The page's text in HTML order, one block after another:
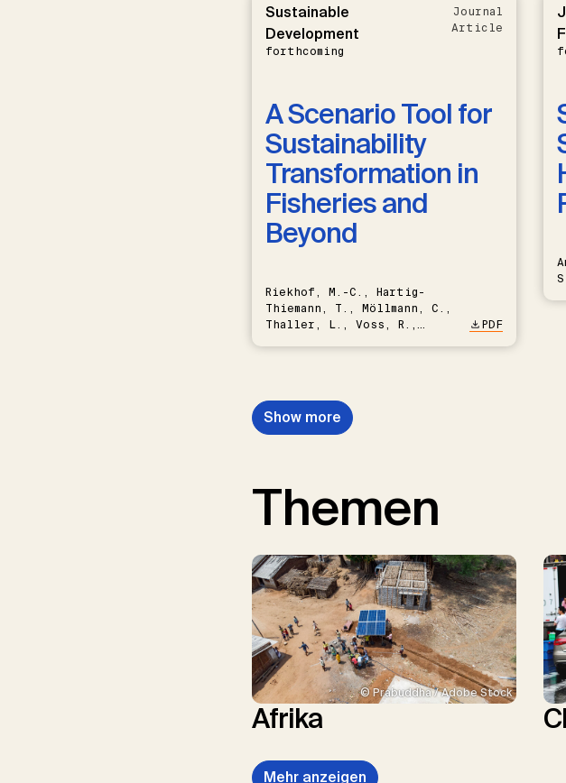
Sustainable
Development
forthcoming
Journal
Article
A Scenario Tool for
Sustainability
Transformation in
Fisheries and
Beyond
Riekhof, M.-C., Hartig-
Thiemann, T., Möllmann, C.,
Thaller, L., Voss, R.,
PDF
Show more
Themen
© Prabuddha / Adobe Stock
Afrika
Mehr anzeigen